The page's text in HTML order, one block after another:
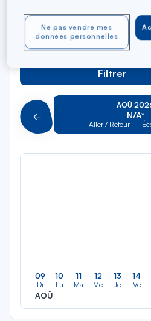
Type de trajet
Aller-Retour Aller
Filtrer
Précédent
AOÛ
N/A*
Aller / Retour —
09
Di
AOÛ
10
Lu
11
Ma
12
Me
13
Je
14
Ve
Ne pas vendre mes
données personnelles